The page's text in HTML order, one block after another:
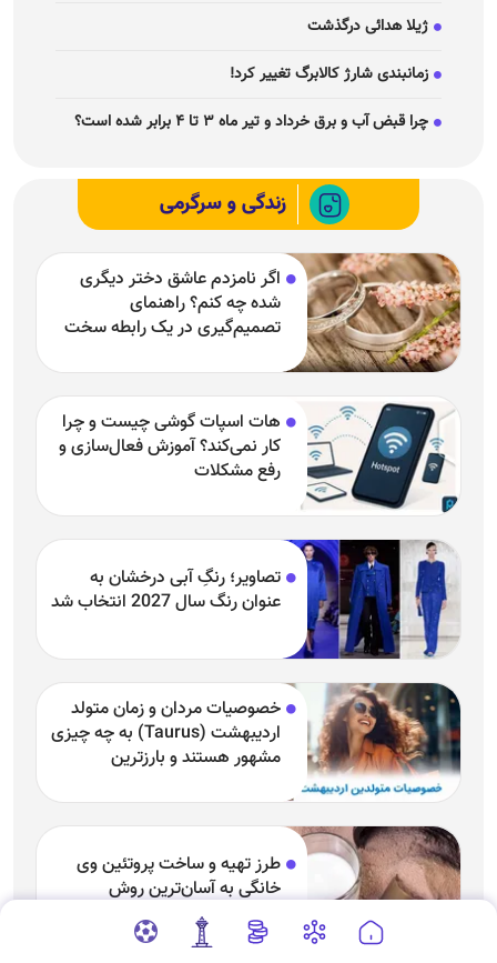
ژیلا هدائی درگذشت
زمانبندی شارژ کالابرگ تغییر کرد!
چرا قبض آب و برق خرداد و تیر ماه ۳ تا ۴ برابر شده است؟
زندگی و سرگرمی
اگر نامزدم عاشق دختر دیگری
شده چه کنم؟ راهنمای
تصمیم‌گیری در یک رابطه سخت
هات اسپات گوشی چیست و چرا
کار نمی‌کند؟ آموزش فعال‌سازی و
رفع مشکلات
تصاویر؛ رنگِ آبی درخشان به
عنوان رنگ سال 2027 انتخاب شد
خصوصیات مردان و زمان متولد
اردیبهشت (Taurus) به چه چیزی
مشهور هستند و بارزترین
طرز تهیه و ساخت پروتئین وی
خانگی به آسان‌ترین روش